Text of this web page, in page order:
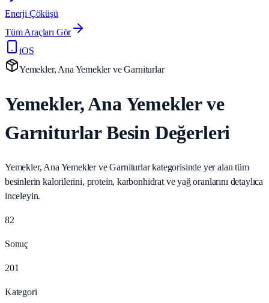
Enerji Çöküşü
Tüm Araçları Gör
iOS
Yemekler, Ana Yemekler ve Garniturlar
Yemekler, Ana Yemekler ve
Garniturlar Besin Değerleri
Yemekler, Ana Yemekler ve Garniturlar kategorisinde yer alan tüm
besinlerin kalorilerini, protein, karbonhidrat ve yağ oranlarını detaylıca
inceleyin.
82
Sonuç
201
Kategori